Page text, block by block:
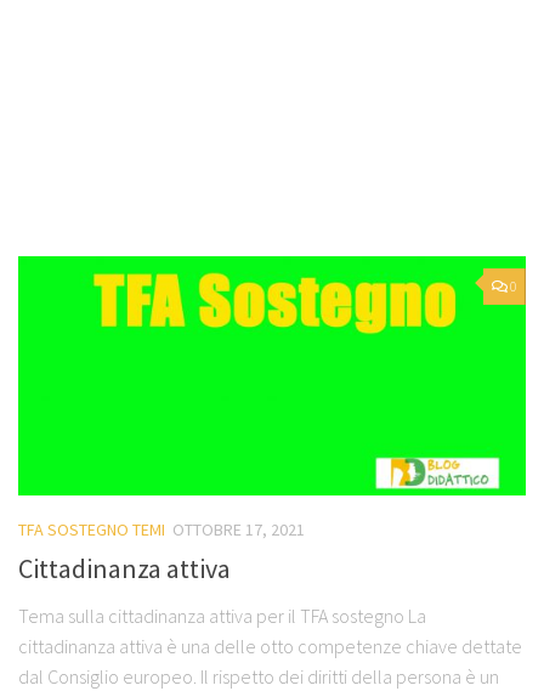
0
TFA SOSTEGNO TEMI OTTOBRE 17, 2021
Cittadinanza attiva
Tema sulla cittadinanza attiva per il TFA sostegno La
cittadinanza attiva è una delle otto competenze chiave dettate
dal Consiglio europeo. Il rispetto dei diritti della persona è un